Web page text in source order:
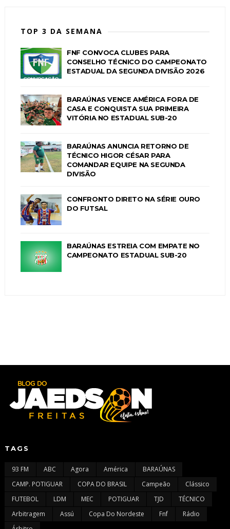
TOP 3 DA SEMANA
FNF CONVOCA CLUBES PARA
CONSELHO TÉCNICO DO CAMPEONATO
ESTADUAL DA SEGUNDA DIVISÃO 2026
BARAÚNAS VENCE AMÉRICA FORA DE
CASA E CONQUISTA SUA PRIMEIRA
VITÓRIA NO ESTADUAL SUB-20
BARAÚNAS ANUNCIA RETORNO DE
TÉCNICO HIGOR CÉSAR PARA
COMANDAR EQUIPE NA SEGUNDA
DIVISÃO
CONFRONTO DIRETO NA SÉRIE OURO
DO FUTSAL
BARAÚNAS ESTREIA COM EMPATE NO
CAMPEONATO ESTADUAL SUB-20
TAGS
93 FM ABC Agora América
BARAÚNAS
CAMP. POTIGUAR
COPA DO BRASIL Campeão
Clássico
FUTEBOL
LDM MEC POTIGUAR TJD
TÉCNICO
Arbitragem
Assú Copa Do Nordeste Fnf
Rádio